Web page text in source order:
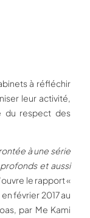
à réfléchir
leur activité,
du respect des
à une série
et aussi
le rapport «
février 2017 au
par Me Kami